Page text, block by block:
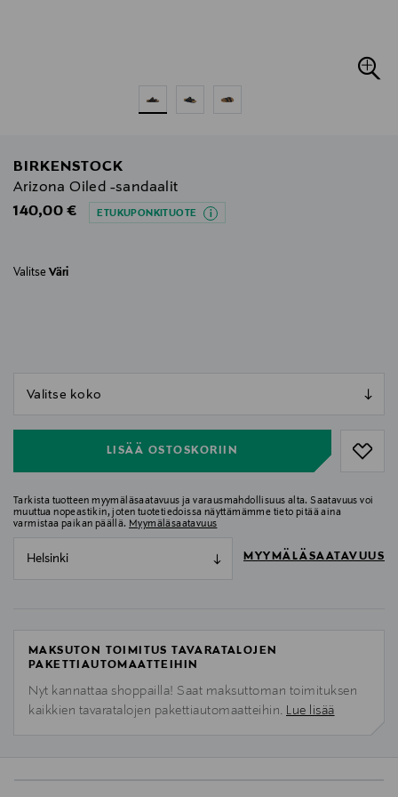
BIRKENSTOCK
Arizona Oiled -sandaalit
Original Price
140,00 € ETUKUPONKITUOTE
Valitse Väri
LISÄÄ OSTOSKORIIN
Tarkista tuotteen myymäläsaatavuus ja varausmahdollisuus alta. Saatavuus voi
muuttua nopeastikin, joten tuotetiedoissa näyttämämme tieto pitää aina
varmistaa paikan päällä. Myymäläsaatavuus
Helsinki MYYMÄLÄSAATAVUUS
MAKSUTON TOIMITUS TAVARATALOJEN
PAKETTIAUTOMAATTEIHIN
Nyt kannattaa shoppailla! Saat maksuttoman toimituksen
kaikkien tavaratalojen pakettiautomaatteihin. Lue lisää